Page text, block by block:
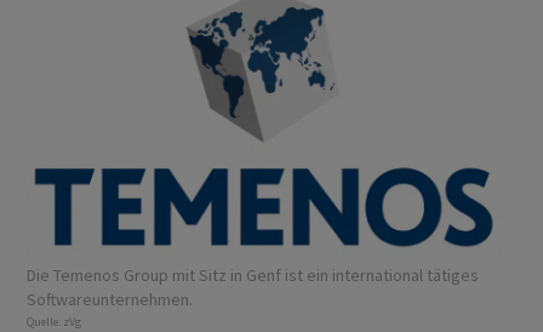
Die Temenos Group mit Sitz in Genf ist ein international tätiges
Softwareunternehmen.
Quelle: zVg